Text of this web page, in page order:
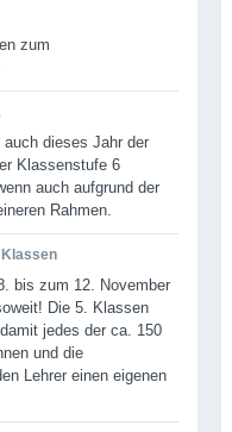
zum
dieses Jahr der
Klassenstufe 6
auch aufgrund der
Rahmen.
bis zum 12. November
Die 5. Klassen
jedes der ca. 150
und die
Lehrer einen eigenen